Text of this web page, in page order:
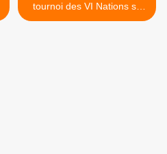
tournoi des VI Nations se
hisse en tête l'après midi